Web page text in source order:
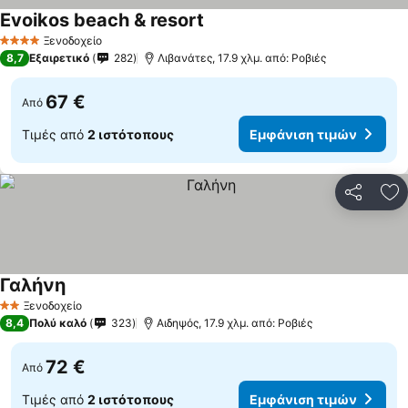
4 ΑστέριαΞενοδοχείο
Evoikos beach & resort
8,7 Εξαιρετικό 282 Λιβανάτες, 17.9 χλμ. από: Ροβιές
Από 67 €
Τιμές από 2 ιστότοπους Εμφάνιση τιμών
2 ΑστέριαΞενοδοχείο
Γαλήνη
8,4 Πολύ καλό 323 Αιδηψός, 17.9 χλμ. από: Ροβιές
Από 72 €
Τιμές από 2 ιστότοπους Εμφάνιση τιμών